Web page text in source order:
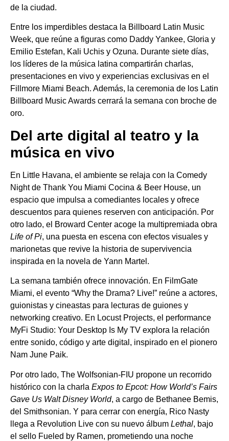
de la ciudad.
Entre los imperdibles destaca la Billboard Latin Music
Week, que reúne a figuras como Daddy Yankee, Gloria y
Emilio Estefan, Kali Uchis y Ozuna. Durante siete días,
los líderes de la música latina compartirán charlas,
presentaciones en vivo y experiencias exclusivas en el
Fillmore Miami Beach. Además, la ceremonia de los Latin
Billboard Music Awards cerrará la semana con broche de
oro.
Del arte digital al teatro y la
música en vivo
En Little Havana, el ambiente se relaja con la Comedy
Night de Thank You Miami Cocina & Beer House, un
espacio que impulsa a comediantes locales y ofrece
descuentos para quienes reserven con anticipación. Por
otro lado, el Broward Center acoge la multipremiada obra
Life of Pi, una puesta en escena con efectos visuales y
marionetas que revive la historia de supervivencia
inspirada en la novela de Yann Martel.
La semana también ofrece innovación. En FilmGate
Miami, el evento “Why the Drama? Live!” reúne a actores,
guionistas y cineastas para lecturas de guiones y
networking creativo. En Locust Projects, el performance
MyFi Studio: Your Desktop Is My TV explora la relación
entre sonido, código y arte digital, inspirado en el pionero
Nam June Paik.
Por otro lado, The Wolfsonian-FIU propone un recorrido
histórico con la charla Expos to Epcot: How World’s Fairs
Gave Us Walt Disney World, a cargo de Bethanee Bemis,
del Smithsonian. Y para cerrar con energía, Rico Nasty
llega a Revolution Live con su nuevo álbum Lethal, bajo
el sello Fueled by Ramen, prometiendo una noche